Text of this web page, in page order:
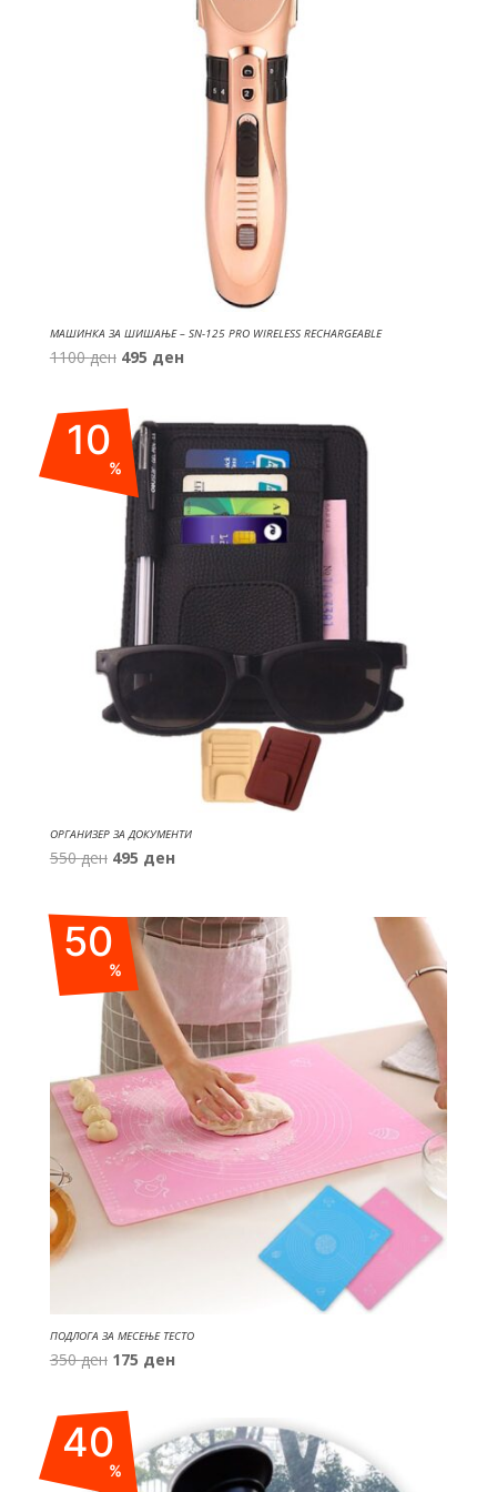
МАШИНКА ЗА ШИШАЊЕ – SN-125 PRO WIRELESS RECHARGEABLE
1100ден Original
was:
1100 ден.
495 денCurrent
495 ден.
10
%
ОРГАНИЗЕР ЗА ДОКУМЕНТИ
550ден Original
550 ден.
495 денCurrent
495 ден.
50
%
ПОДЛОГА ЗА МЕСЕЊЕ ТЕСТО
350ден Original
was:
350 ден.
175 денCurrent
175 ден.
40
%